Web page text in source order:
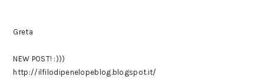
Greta
NEW POST! :)))
http://ilfilodipenelopeblog.blogspot.it/